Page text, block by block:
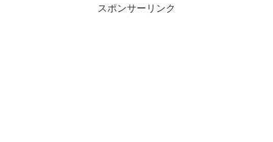
スポンサーリンク